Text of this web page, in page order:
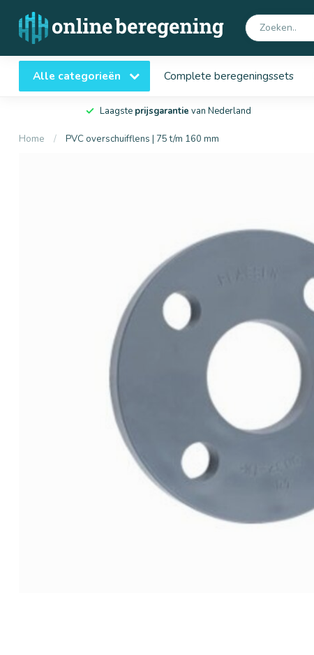
Alle categorieën Complete beregeningssets
Laagste prijsgarantie van Nederland
Home / PVC overschuifflens | 75 t/m 160 mm